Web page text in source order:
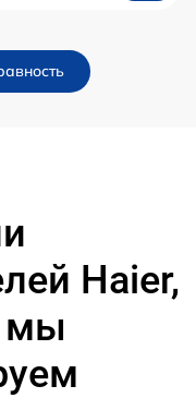
Haier,
мы